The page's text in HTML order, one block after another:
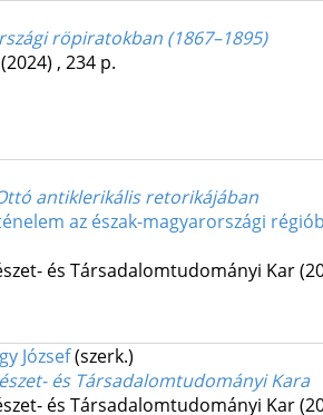
röpiratokban (1867–1895)
(2024) , 234 p.
antiklerikális retorikájában
az észak-magyarországi
és Társadalomtudományi Kar
József(szerk.)
és Társadalomtudományi Kara
és Társadalomtudományi Kar